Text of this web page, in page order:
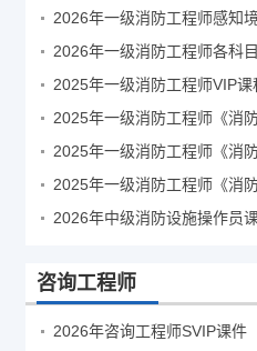
2026年一级消防工程师感知
2025年一级消防工程师VIP课
2026年中级消防设施操作员
咨询工程师
2026年咨询工程师SVIP课件